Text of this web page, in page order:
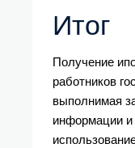
Итог
Получение
работников
выполнимая
информации и